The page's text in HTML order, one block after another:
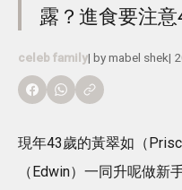
露？進食要注
celeb family| bymabel shek|
現年43歲的黃翠如（
（Edwin）一同升呢做新